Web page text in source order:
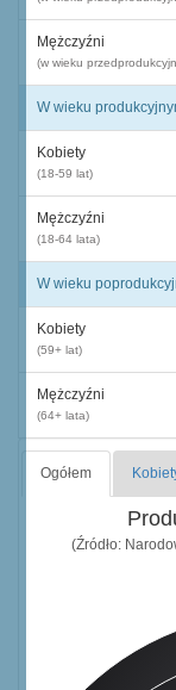
Mężczyźni
(w wieku
W wieku
Kobiety
(18-59 lat)
Mężczyźni
(18-64 lata)
W wieku
Kobiety
(59+ lat)
Mężczyźni
(64+ lata)
Ogółem
(Źródło: